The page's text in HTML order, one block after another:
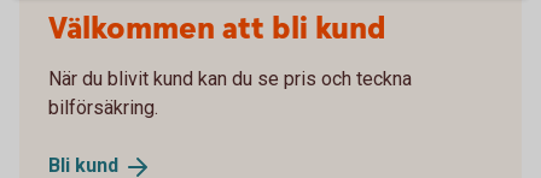
Välkommen att bli kund
När du blivit kund kan du se pris och teckna
bilförsäkring.
Bli kund